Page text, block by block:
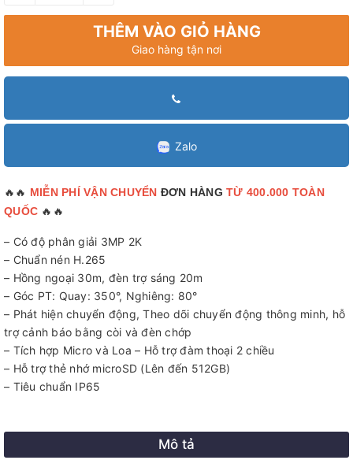
THÊM VÀO GIỎ HÀNG
Giao hàng tận nơi
Zalo
🔥🔥 MIỄN PHÍ VẬN CHUYỂN ĐƠN HÀNG TỪ 400.000 TOÀN
QUỐC 🔥🔥
– Có độ phân giải 3MP 2K
– Chuẩn nén H.265
– Hồng ngoại 30m, đèn trợ sáng 20m
– Góc PT: Quay: 350°, Nghiêng: 80°
– Phát hiện chuyển động, Theo dõi chuyển động thông minh, hỗ
trợ cảnh báo bằng còi và đèn chớp
– Tích hợp Micro và Loa – Hỗ trợ đàm thoại 2 chiều
– Hỗ trợ thẻ nhớ microSD (Lên đến 512GB)
– Tiêu chuẩn IP65
Mô tả